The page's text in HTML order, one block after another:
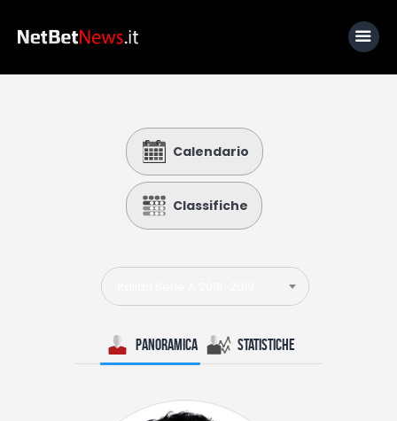
Calcio
Basket
Tennis
Lo Sapevi Che
I consigli di Giulia
Calendario
Classifiche
Panoramica Statistiche